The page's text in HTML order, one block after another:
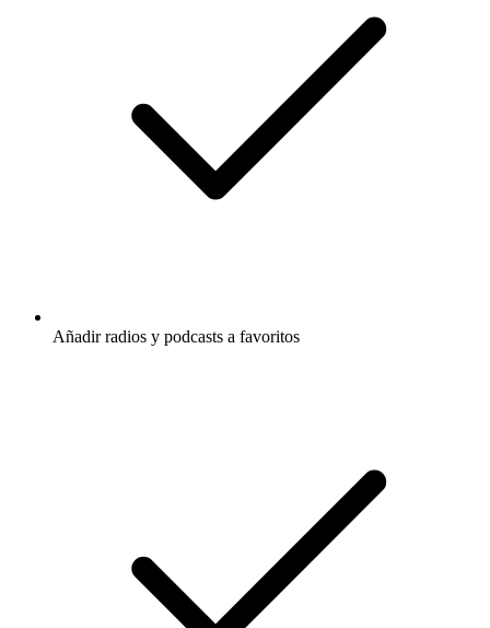
Añadir radios y podcasts a favoritos